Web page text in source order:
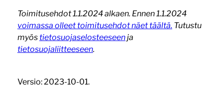
Toimitusehdot 1.1.2024 alkaen. Ennen 1.1.2024
voimassa olleet toimitusehdot näet täältä. Tutustu
myös tietosuojaselosteeseenja
tietosuojaliitteeseen.
Versio: 2023-10-01.